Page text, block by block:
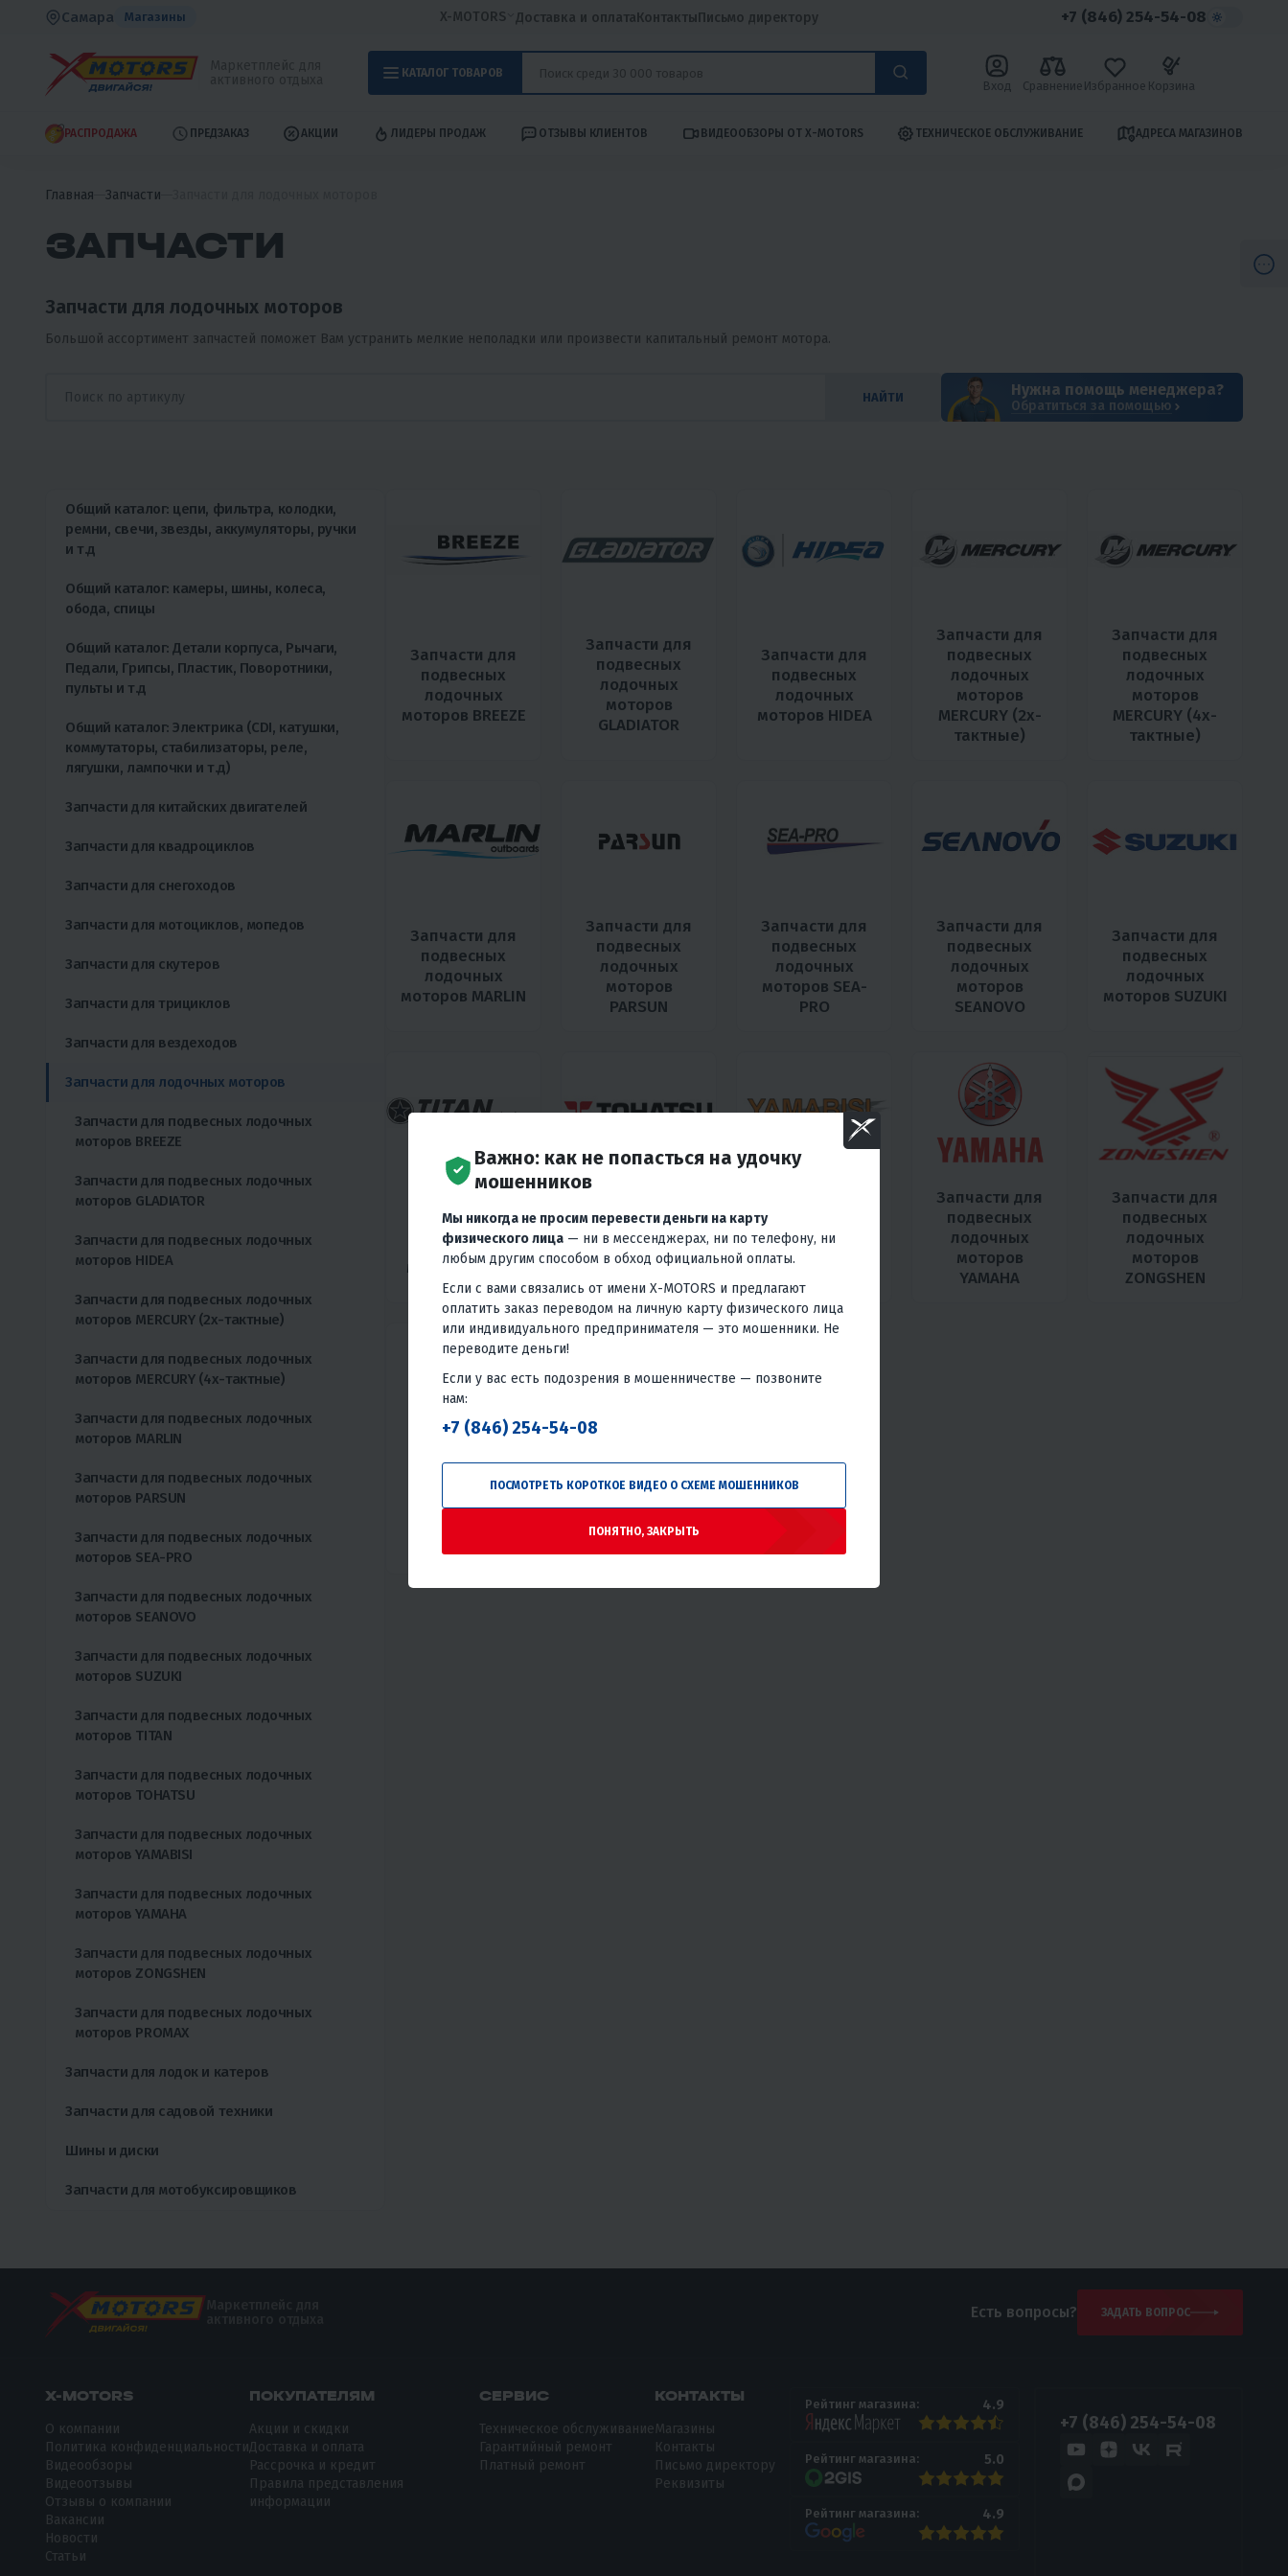
Самара Магазины X-MOTORS Доставка и оплатаКонтактыПисьмо директору +7 (846) 254-54-08
КАТАЛОГ ТОВАРОВ
Вход Сравнение Избранное Корзина
РАСПРОДАЖА ПРЕДЗАКАЗ АКЦИИ ЛИДЕРЫ ПРОДАЖ ОТЗЫВЫ КЛИЕНТОВ ВИДЕООБЗОРЫ ОТ X-MOTORS ТЕХНИЧЕСКОЕ ОБСЛУЖИВАНИЕ АДРЕСА МАГАЗИНОВ
Главная Запчасти
ЗАПЧАСТИ
Запчасти для лодочных моторов
Большой ассортимент запчастей поможет Вам устранить мелкие неполадки или произвести капитальный ремонт мотора.
НАЙТИ Нужна помощь менеджера?
Обратиться за помощью
Общий каталог: цепи, фильтра, колодки,
ремни, свечи, звезды, аккумуляторы, ручки
и т.д
Общий каталог: камеры, шины, колеса,
обода, спицы
Общий каталог: Детали корпуса, Рычаги,
Педали, Грипсы, Пластик, Поворотники,
пульты и т.д
Общий каталог: Электрика (CDI, катушки,
коммутаторы, стабилизаторы, реле,
лягушки, лампочки и т.д)
Запчасти для китайских двигателей
Запчасти для квадроциклов
Запчасти для снегоходов
Запчасти для мотоциклов, мопедов
Запчасти для скутеров
Запчасти для трициклов
Запчасти для вездеходов
Запчасти для лодочных моторов
Запчасти для подвесных лодочных
моторов BREEZE
Запчасти для подвесных лодочных
моторов GLADIATOR
Запчасти для подвесных лодочных
моторов HIDEA
Запчасти для подвесных лодочных
моторов MERCURY (2х-тактные)
Запчасти для подвесных лодочных
моторов MERCURY (4х-тактные)
Запчасти для подвесных лодочных
моторов MARLIN
Запчасти для подвесных лодочных
моторов PARSUN
Запчасти для подвесных лодочных
моторов SEA-PRO
Запчасти для подвесных лодочных
моторов SEANOVO
Запчасти для подвесных лодочных
моторов SUZUKI
Запчасти для подвесных лодочных
моторов TITAN
Запчасти для подвесных лодочных
моторов TOHATSU
Запчасти для подвесных лодочных
моторов YAMABISI
Запчасти для подвесных лодочных
моторов YAMAHA
Запчасти для подвесных лодочных
моторов ZONGSHEN
Запчасти для подвесных лодочных
моторов PROMAX
Запчасти для лодок и катеров
Запчасти для садовой техники
Шины и диски
Запчасти для мотобуксировщиков
Запчасти для
подвесных
лодочных
моторов BREEZE
Запчасти для
подвесных
лодочных
моторов
GLADIATOR
Запчасти для
подвесных
лодочных
моторов HIDEA
Запчасти для
подвесных
лодочных
моторов
MERCURY (2х-
тактные)
Запчасти для
подвесных
лодочных
моторов
MERCURY (4х-
тактные)
Запчасти для
подвесных
лодочных
моторов MARLIN
Запчасти для
подвесных
лодочных
моторов
PARSUN
Запчасти для
подвесных
лодочных
моторов SEA-
PRO
Запчасти для
подвесных
лодочных
моторов
SEANOVO
Запчасти для
подвесных
лодочных
моторов SUZUKI
подвесных
лодочных
моторов TITAN
подвесных
лодочных
моторов
лодочных
моторов
Запчасти для
подвесных
лодочных
моторов
YAMAHA
Запчасти для
подвесных
лодочных
моторов
ZONGSHEN
Запчасти для
подвесных
лодочных
PROMAX
Есть вопросы? ЗАДАТЬ ВОПРОС
X-MOTORS
О компании
Политика конфиденциальности
Видеообзоры
Видеоотзывы
Отзывы о компании
Вакансии
Новости
Статьи
ПОКУПАТЕЛЯМ
Акции и скидки
Доставка и оплата
Рассрочка и кредит
Правила представления
информации
СЕРВИС
Техническое обслуживание
Гарантийный ремонт
Платный ремонт
КОНТАКТЫ
Магазины
Контакты
Письмо директору
Реквизиты
Рейтинг магазина: 4.9
Рейтинг магазина: 5.0
Рейтинг магазина: 4.9
+7 (846) 254-54-08
Важно: как не попасться на удочку
мошенников
Мы никогда не просим перевести деньги на карту
физического лица — ни в мессенджерах, ни по телефону, ни
любым другим способом в обход официальной оплаты.
Если с вами связались от имени X-MOTORS и предлагают
оплатить заказ переводом на личную карту физического лица
или индивидуального предпринимателя — это мошенники. Не
переводите деньги!
Если у вас есть подозрения в мошенничестве — позвоните
нам:
+7 (846) 254-54-08
ПОСМОТРЕТЬ КОРОТКОЕ ВИДЕО О СХЕМЕ МОШЕННИКОВ
ПОНЯТНО, ЗАКРЫТЬ